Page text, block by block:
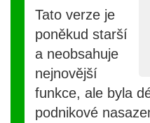
Tato verze je
poněkud starší
a neobsahuje
nejnovější
funkce, ale byla
podnikové